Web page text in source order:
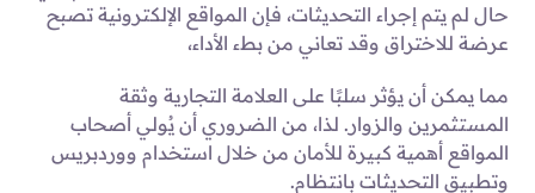
حال لم يتم إجراء التحديثات، فإن المواقع الإلكترونية تصبح
عرضة للاختراق وقد تعاني من بطء الأداء،
مما يمكن أن يؤثر سلبًا على العلامة التجارية وثقة
المستثمرين والزوار. لذا، من الضروري أن يُولي أصحاب
المواقع أهمية كبيرة للأمان من خلال استخدام ووردبريس
وتطبيق التحديثات بانتظام.